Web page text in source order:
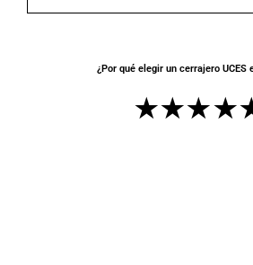
¿Por qué elegir un cerrajero UCES